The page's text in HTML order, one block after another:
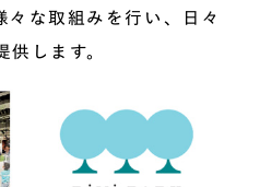
々な取組みを行い、日々
供します。